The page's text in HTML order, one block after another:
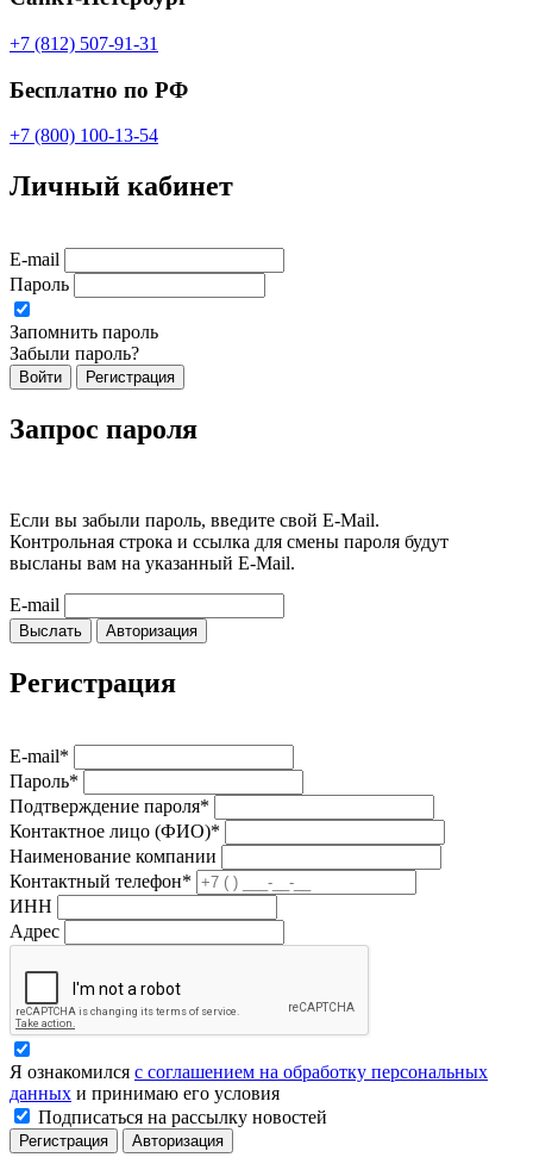
+7 (812) 507-91-31
Бесплатно по РФ
+7 (800) 100-13-54
Личный кабинет
E-mail
Пароль
Запомнить пароль
Забыли пароль?
Войти Регистрация
Запрос пароля
Если вы забыли пароль, введите свой E-Mail.
Контрольная строка и ссылка для смены пароля будут
высланы вам на указанный E-Mail.
E-mail
Выслать Авторизация
Регистрация
E-mail*
Пароль*
Подтверждение пароля*
Контактное лицо (ФИО)*
Наименование компании
Контактный телефон*
ИНН
Адрес
Я ознакомился с соглашением на обработку персональных
данных и принимаю его условия
Подписаться на рассылку новостей
Регистрация Авторизация